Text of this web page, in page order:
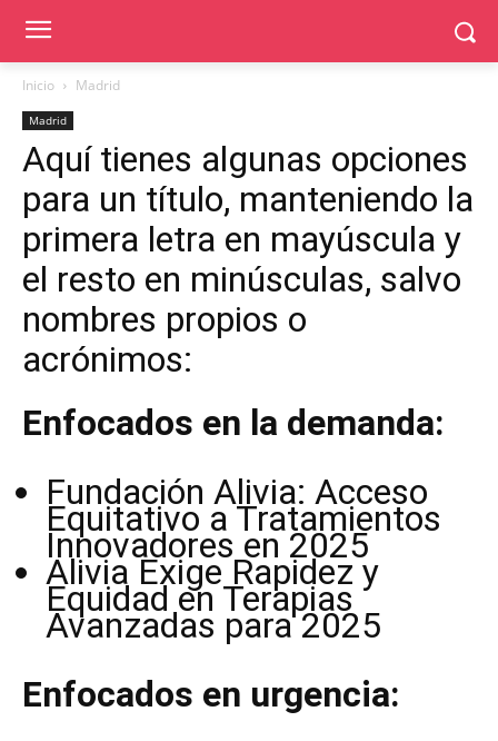
Inicio Madrid
Madrid
Aquí tienes algunas opciones
para un título, manteniendo la
primera letra en mayúscula y
el resto en minúsculas, salvo
nombres propios o
acrónimos:
Enfocados en la demanda:
Fundación Alivia: Acceso
Equitativo a Tratamientos
Innovadores en 2025
Alivia Exige Rapidez y
Equidad en Terapias
Avanzadas para 2025
Enfocados en urgencia: